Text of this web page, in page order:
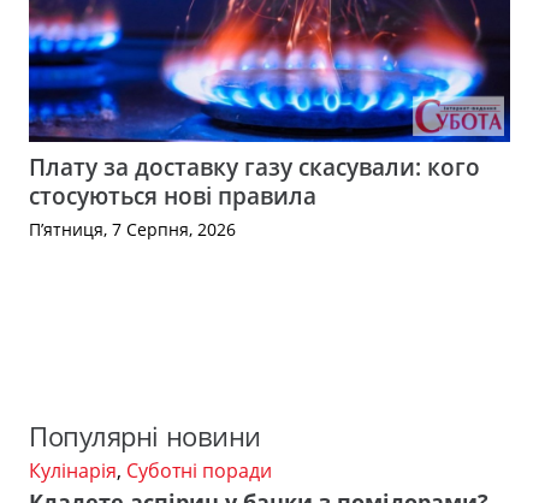
Плату за доставку газу скасували: кого
стосуються нові правила
П’ятниця, 7 Серпня, 2026
Популярні новини
Кулінарія, Суботні поради